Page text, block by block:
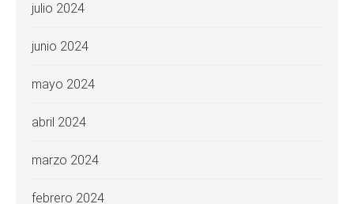
julio 2024
junio 2024
mayo 2024
abril 2024
marzo 2024
febrero 2024